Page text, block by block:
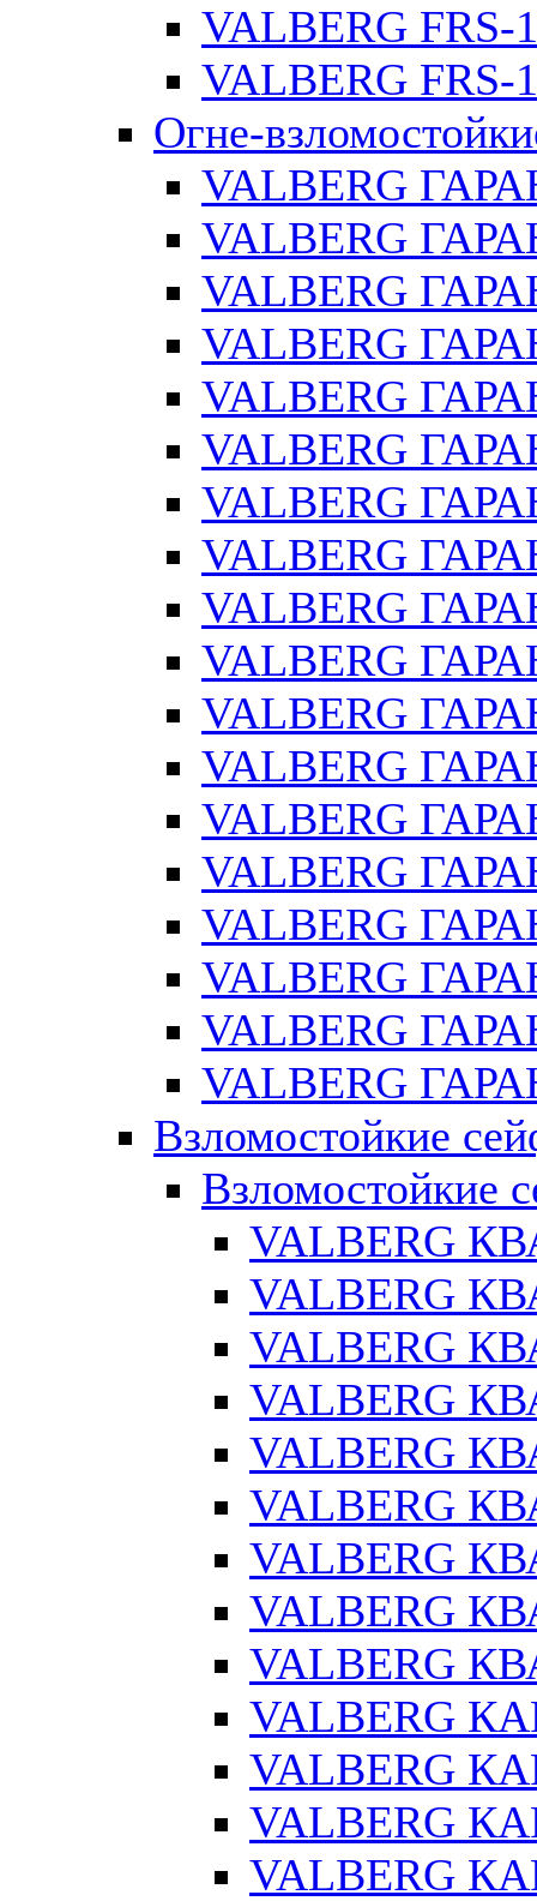
VALBERG FRS-
VALBERG FRS-
Огне-
VALBERG
VALBERG
VALBERG
VALBERG
VALBERG
VALBERG
VALBERG
VALBERG
VALBERG
VALBERG
VALBERG
VALBERG
VALBERG
VALBERG
VALBERG
VALBERG
VALBERG
VALBERG
Взломостойкие
Взломостойкие
VALBERG
VALBERG
VALBERG
VALBERG
VALBERG
VALBERG
VALBERG
VALBERG
VALBERG
VALBERG
VALBERG
VALBERG
VALBERG